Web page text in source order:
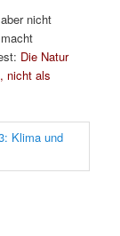
nicht
Die Natur
nicht als